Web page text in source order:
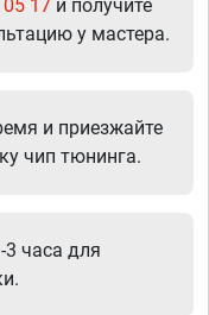
17 и получите
у мастера.
и приезжайте
чип тюнинга.
3 часа для